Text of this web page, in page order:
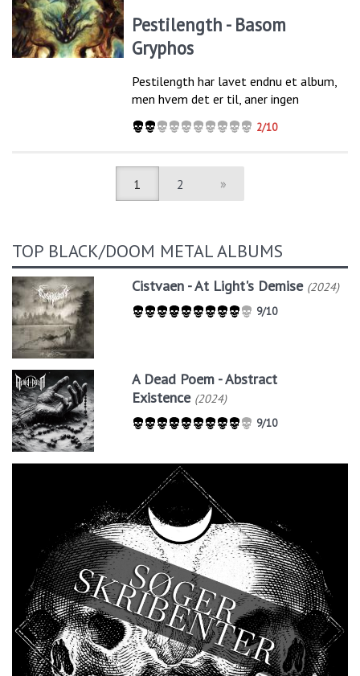
Pestilength - Basom
Gryphos
Pestilength har lavet endnu et album,
men hvem det er til, aner ingen
2/10
1 2 »
TOP BLACK/DOOM METAL ALBUMS
Cistvaen - At Light's Demise (2024)
9/10
A Dead Poem - Abstract
Existence (2024)
9/10